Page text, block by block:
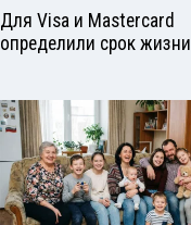
Для Visа и Mastercard
определили срок жизни